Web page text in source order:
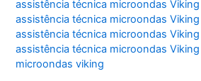
assistência técnica microondas
assistência técnica microondas
assistência técnica microondas
assistência técnica microondas
microondas viking